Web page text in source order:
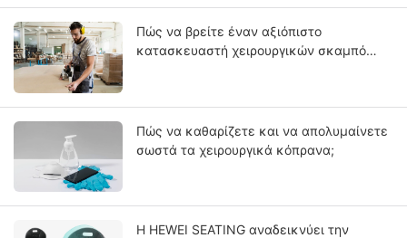
Πώς να βρείτε έναν αξιόπιστο
κατασκευαστή χειρουργικών σκαμπό
Πώς να καθαρίζετε και να απολυμαίνετε
σωστά τα χειρουργικά κόπρανα;
Η HEWEI SEATING αναδεικνύει την